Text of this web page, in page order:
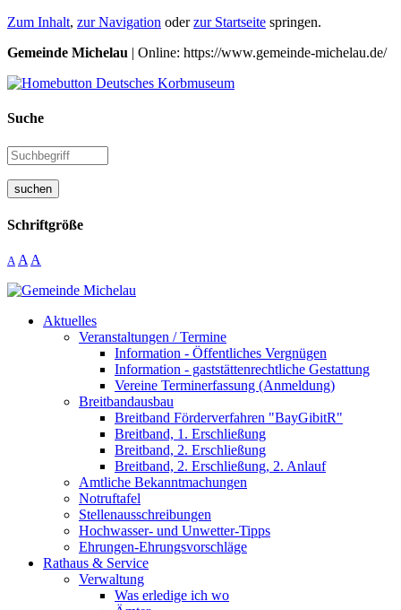
Zum Inhalt, zur Navigation oderzur Startseite springen.
Gemeinde Michelau | Online: https://www.gemeinde-michelau.de/
Suche
suchen
Schriftgröße
A A A
Aktuelles
Veranstaltungen / Termine
Information - Öffentliches Vergnügen
Information - gaststättenrechtliche Gestattung
Vereine Terminerfassung (Anmeldung)
Breitbandausbau
Breitband Förderverfahren "BayGibitR"
Breitband, 1. Erschließung
Breitband, 2. Erschließung
Breitband, 2. Erschließung, 2. Anlauf
Amtliche Bekanntmachungen
Notruftafel
Stellenausschreibungen
Hochwasser- und Unwetter-Tipps
Ehrungen-Ehrungsvorschläge
Rathaus & Service
Verwaltung
Was erledige ich wo